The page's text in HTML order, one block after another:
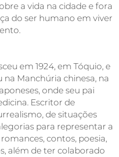
a vida na cidade e fora
do ser humano em viver
em 1924, em Tóquio, e
na Manchúria chinesa, na
onde seu pai
Escritor de
de situações
para representar a
contos, poesia,
além de ter colaborado